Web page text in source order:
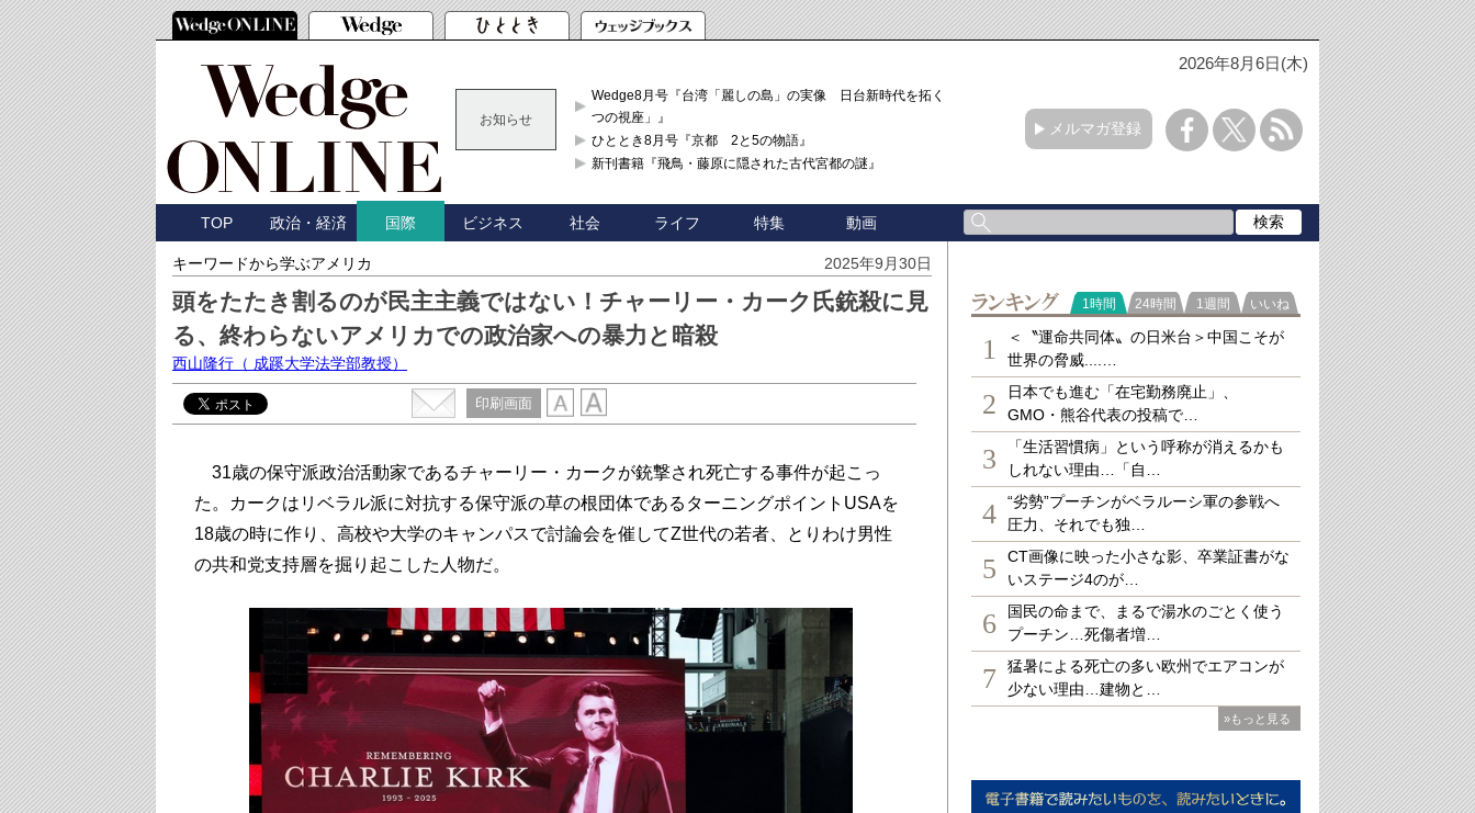
2026年8月6日(木)
お知らせ
Wedge8月号『台湾「麗しの島」の実像 日台新時代を拓く「3
つの視座」』
ひととき8月号『京都 2と5の物語』
新刊書籍『飛鳥・藤原に隠された古代宮都の謎』
メルマガ登録
TOP 政治・経済 国際 ビジネス 社会 ライフ 特集 動画
キーワードから学ぶアメリカ 2025年9月30日
頭をたたき割るのが民主主義ではない！チャーリー・カーク氏銃殺に見
る、終わらないアメリカでの政治家への暴力と暗殺
西山隆行 （ 成蹊大学法学部教授）
印刷画面
31歳の保守派政治活動家であるチャーリー・カークが銃撃され死亡する事件が起こっ
た。カークはリベラル派に対抗する保守派の草の根団体であるターニングポイントUSAを
18歳の時に作り、高校や大学のキャンパスで討論会を催してZ世代の若者、とりわけ男性
の共和党支持層を掘り起こした人物だ。
ランキング
1時間 24時間 1週間 いいね
1
＜〝運命共同体〟の日米台＞中国こそが
世界の脅威....…
2
日本でも進む「在宅勤務廃止」、
GMO・熊谷代表の投稿で…
3
「生活習慣病」という呼称が消えるかも
しれない理由…「自…
4
“劣勢”プーチンがベラルーシ軍の参戦へ
圧力、それでも独…
5
CT画像に映った小さな影、卒業証書がな
いステージ4のが…
6
国民の命まで、まるで湯水のごとく使う
プーチン…死傷者増…
7
猛暑による死亡の多い欧州でエアコンが
少ない理由…建物と…
»もっと見る